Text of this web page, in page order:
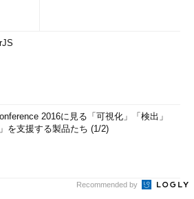
2016に見る「可視化」「検出」
」を支援する製品たち (1/2)
Recommended by